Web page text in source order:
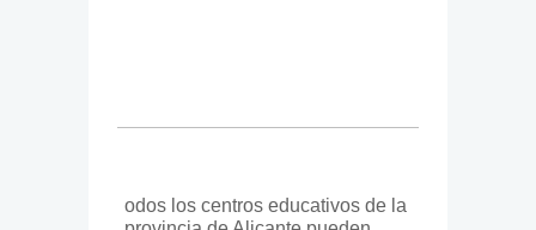
odos los centros educativos de la